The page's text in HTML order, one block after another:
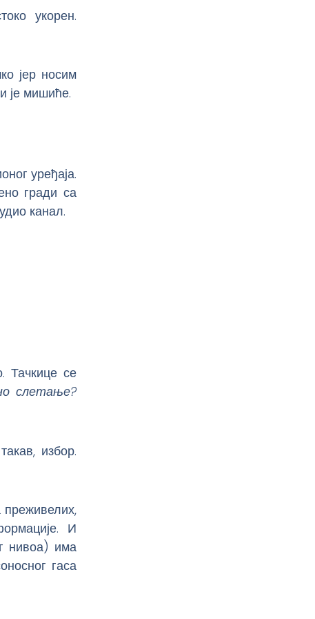
укорен.
јер носим
је мишиће.
уређаја.
гради са
канал.
Тачкице се
слетање?
избор.
преживелих,
И
нивоа) има
гаса